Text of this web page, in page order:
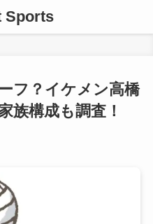
Sports
フ？イケメン高橋
族構成も調査！